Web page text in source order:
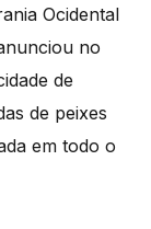
Ocidental
no
de
de peixes
em todo o